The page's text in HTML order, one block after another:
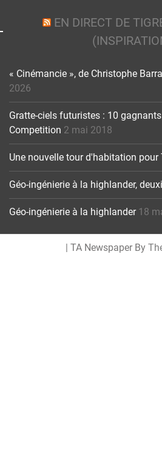
EN DIRECT DE
« Cinémancie », de Christophe
2026
Gratte-ciels futuristes : 10
Competition 2 mai 2018
Une nouvelle tour d'habitation pour
Géo-ingénierie à la highlander,
Géo-ingénierie à la highlander 18
| TA Newspaper By